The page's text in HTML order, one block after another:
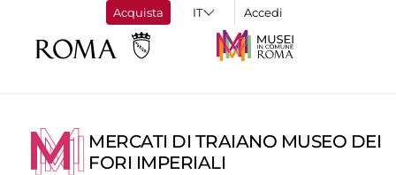
Acquista Accedi
MERCATI DI TRAIANO MUSEO DEI
FORI IMPERIALI